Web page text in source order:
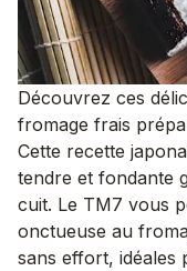
Découvrez ces
fromage frais
Cette recette
tendre et fondante
cuit. Le TM7 vous
onctueuse au
sans effort, idéales